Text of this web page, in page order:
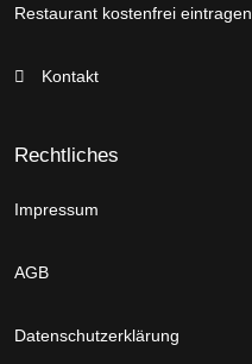
Restaurant kostenfrei eintragen
Kontakt
Rechtliches
Impressum
AGB
Datenschutzerklärung